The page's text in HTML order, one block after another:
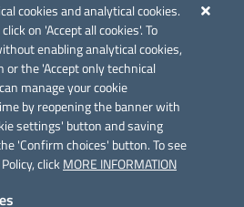
cookies and analytical cookies.
on 'Accept all cookies'. To
enabling analytical cookies,
or the 'Accept only technical
manage your cookie
by reopening the banner with
settings' button and saving
'Confirm choices' button. To see
clickMORE INFORMATION